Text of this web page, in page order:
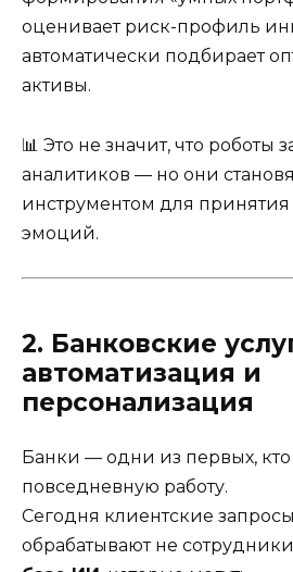
оценивает риск-профиль
автоматически подбирает
активы.
📊 Это не значит, что роботы
аналитиков — но они
инструментом для
эмоций.
2. Банковские
автоматизация и
персонализация
Банки — одни из первых,
повседневную работу.
Сегодня клиентские
обрабатывают не